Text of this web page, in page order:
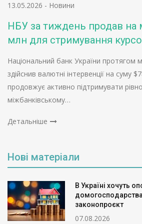
13.05.2026 - Новини
НБУ за тиждень продав на
млн для стримування
Національний банк України протягом
здійснив валютні інтервенції на суму
продовжує активно підтримувати
міжбанківському…
Детальніше
Нові матеріали
В Україні хочуть
законопроєкт
07.08.2026